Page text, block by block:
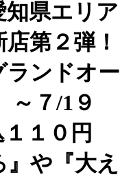
知県エリア
第２弾！
ランドオー
～７/1９
１０円
』や『大え